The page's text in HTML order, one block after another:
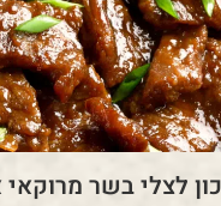
לצלי בשר מרוקאי